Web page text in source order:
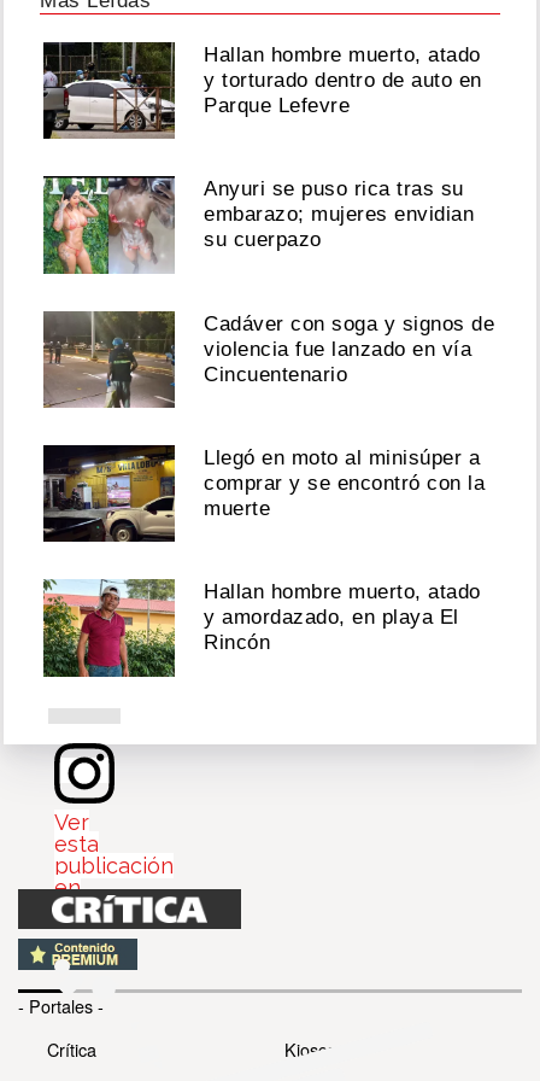
la
cama
y
lave
los
platos
04,
2026
Los
33
inician
nueva
internacional
con
‘El
Peso
del
Agosto
04,
2026
Ver
esta
publicación
en
Instagram
Hallan hombre muerto, atado
y torturado dentro de auto en
Parque Lefevre
Anyuri se puso rica tras su
embarazo; mujeres envidian
su cuerpazo
Cadáver con soga y signos de
violencia fue lanzado en vía
Cincuentenario
Llegó en moto al minisúper a
comprar y se encontró con la
muerte
Hallan hombre muerto, atado
y amordazado, en playa El
Rincón
- Portales -
Crítica
Kiosco